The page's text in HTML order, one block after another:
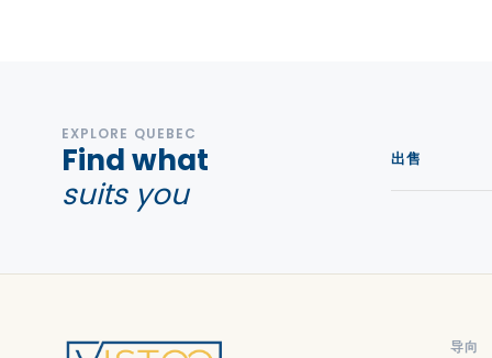
EXPLORE QUEBEC
Find what
suits you
出售
导向